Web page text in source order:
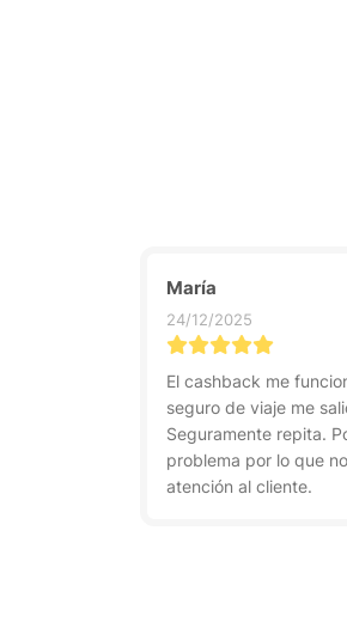
María
24/12/2025
El cashback me
seguro de viaje me
Seguramente repita.
problema por lo que
atención al cliente.